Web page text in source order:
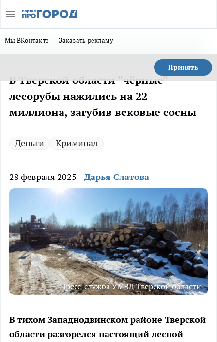
Мы ВКонтакте Заказать рекламу
Принять
В Тверской области "чёрные"
лесорубы нажились на 22
миллиона, загубив вековые сосны
Деньги Криминал
28 февраля 2025 Дарья Слатова
Пресс-служба УМВД Тверской области
В тихом Западнодвинском районе Тверской
области разгорелся настоящий лесной